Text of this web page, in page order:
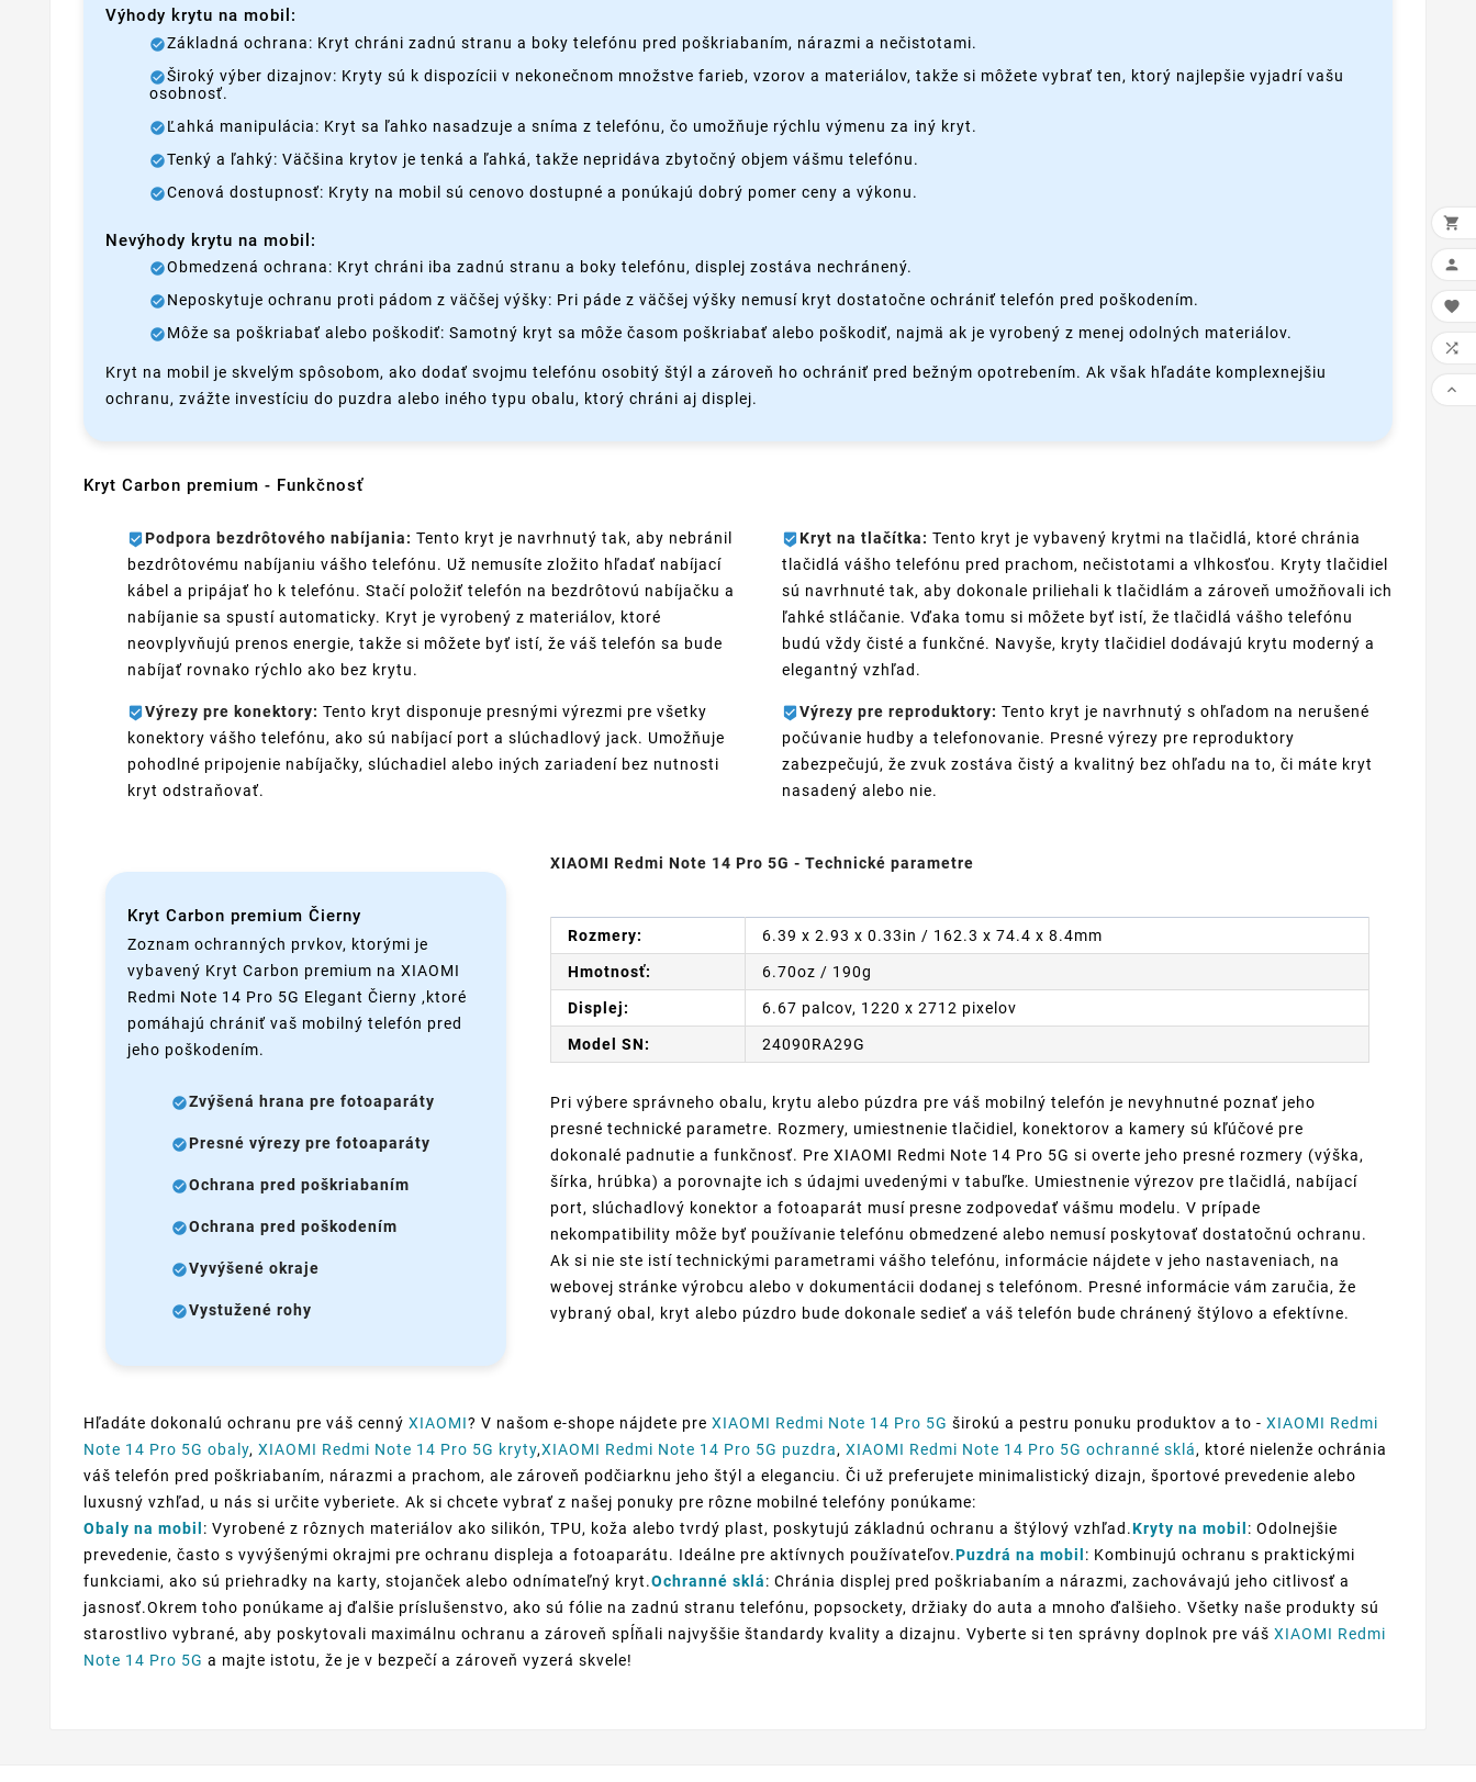
Výhody krytu na mobil:
Základná ochrana: Kryt chráni zadnú stranu a boky telefónu pred poškriabaním, nárazmi a nečistotami.
Široký výber dizajnov: Kryty sú k dispozícii v nekonečnom množstve farieb, vzorov a materiálov, takže si môžete vybrať ten, ktorý najlepšie vyjadrí vašu
osobnosť.
Ľahká manipulácia: Kryt sa ľahko nasadzuje a sníma z telefónu, čo umožňuje rýchlu výmenu za iný kryt.
Tenký a ľahký: Väčšina krytov je tenká a ľahká, takže nepridáva zbytočný objem vášmu telefónu.
Cenová dostupnosť: Kryty na mobil sú cenovo dostupné a ponúkajú dobrý pomer ceny a výkonu.
Nevýhody krytu na mobil:
Obmedzená ochrana: Kryt chráni iba zadnú stranu a boky telefónu, displej zostáva nechránený.
Neposkytuje ochranu proti pádom z väčšej výšky: Pri páde z väčšej výšky nemusí kryt dostatočne ochrániť telefón pred poškodením.
Môže sa poškriabať alebo poškodiť: Samotný kryt sa môže časom poškriabať alebo poškodiť, najmä ak je vyrobený z menej odolných materiálov.
Kryt na mobil je skvelým spôsobom, ako dodať svojmu telefónu osobitý štýl a zároveň ho ochrániť pred bežným opotrebením. Ak však hľadáte komplexnejšiu
ochranu, zvážte investíciu do puzdra alebo iného typu obalu, ktorý chráni aj displej.
Kryt Carbon premium - Funkčnosť
Podpora bezdrôtového nabíjania: Tento kryt je navrhnutý tak, aby nebránil
bezdrôtovému nabíjaniu vášho telefónu. Už nemusíte zložito hľadať nabíjací
kábel a pripájať ho k telefónu. Stačí položiť telefón na bezdrôtovú nabíjačku a
nabíjanie sa spustí automaticky. Kryt je vyrobený z materiálov, ktoré
neovplyvňujú prenos energie, takže si môžete byť istí, že váš telefón sa bude
nabíjať rovnako rýchlo ako bez krytu.
Výrezy pre konektory: Tento kryt disponuje presnými výrezmi pre všetky
konektory vášho telefónu, ako sú nabíjací port a slúchadlový jack. Umožňuje
pohodlné pripojenie nabíjačky, slúchadiel alebo iných zariadení bez nutnosti
kryt odstraňovať.
Kryt na tlačítka: Tento kryt je vybavený krytmi na tlačidlá, ktoré chránia
tlačidlá vášho telefónu pred prachom, nečistotami a vlhkosťou. Kryty tlačidiel
sú navrhnuté tak, aby dokonale priliehali k tlačidlám a zároveň umožňovali ich
ľahké stláčanie. Vďaka tomu si môžete byť istí, že tlačidlá vášho telefónu
budú vždy čisté a funkčné. Navyše, kryty tlačidiel dodávajú krytu moderný a
elegantný vzhľad.
Výrezy pre reproduktory: Tento kryt je navrhnutý s ohľadom na nerušené
počúvanie hudby a telefonovanie. Presné výrezy pre reproduktory
zabezpečujú, že zvuk zostáva čistý a kvalitný bez ohľadu na to, či máte kryt
nasadený alebo nie.
Kryt Carbon premium Čierny
Zoznam ochranných prvkov, ktorými je
vybavený Kryt Carbon premium na XIAOMI
Redmi Note 14 Pro 5G Elegant Čierny ,ktoré
pomáhajú chrániť vaš mobilný telefón pred
jeho poškodením.
Zvýšená hrana pre fotoaparáty
Presné výrezy pre fotoaparáty
Ochrana pred poškriabaním
Ochrana pred poškodením
Vyvýšené okraje
Vystužené rohy
XIAOMI Redmi Note 14 Pro 5G - Technické parametre
Rozmery: 6.39 x 2.93 x 0.33in / 162.3 x 74.4 x 8.4mm
Hmotnosť: 6.70oz / 190g
Displej: 6.67 palcov, 1220 x 2712 pixelov
Model SN: 24090RA29G
Pri výbere správneho obalu, krytu alebo púzdra pre váš mobilný telefón je nevyhnutné poznať jeho
presné technické parametre. Rozmery, umiestnenie tlačidiel, konektorov a kamery sú kľúčové pre
dokonalé padnutie a funkčnosť. Pre XIAOMI Redmi Note 14 Pro 5G si overte jeho presné rozmery (výška,
šírka, hrúbka) a porovnajte ich s údajmi uvedenými v tabuľke. Umiestnenie výrezov pre tlačidlá, nabíjací
port, slúchadlový konektor a fotoaparát musí presne zodpovedať vášmu modelu. V prípade
nekompatibility môže byť používanie telefónu obmedzené alebo nemusí poskytovať dostatočnú ochranu.
Ak si nie ste istí technickými parametrami vášho telefónu, informácie nájdete v jeho nastaveniach, na
webovej stránke výrobcu alebo v dokumentácii dodanej s telefónom. Presné informácie vám zaručia, že
vybraný obal, kryt alebo púzdro bude dokonale sedieť a váš telefón bude chránený štýlovo a efektívne.
Hľadáte dokonalú ochranu pre váš cenný XIAOMI? V našom e-shope nájdete pre XIAOMI Redmi Note 14 Pro 5G širokú a pestru ponuku produktov a to - XIAOMI Redmi
Note 14 Pro 5G obaly, XIAOMI Redmi Note 14 Pro 5G kryty,XIAOMI Redmi Note 14 Pro 5G puzdra, XIAOMI Redmi Note 14 Pro 5G ochranné sklá, ktoré nielenže ochránia
váš telefón pred poškriabaním, nárazmi a prachom, ale zároveň podčiarknu jeho štýl a eleganciu. Či už preferujete minimalistický dizajn, športové prevedenie alebo
luxusný vzhľad, u nás si určite vyberiete. Ak si chcete vybrať z našej ponuky pre rôzne mobilné telefóny ponúkame:
Obaly na mobil : Vyrobené z rôznych materiálov ako silikón, TPU, koža alebo tvrdý plast, poskytujú základnú ochranu a štýlový vzhľad.Kryty na mobil : Odolnejšie
prevedenie, často s vyvýšenými okrajmi pre ochranu displeja a fotoaparátu. Ideálne pre aktívnych používateľov.Puzdrá na mobil : Kombinujú ochranu s praktickými
funkciami, ako sú priehradky na karty, stojanček alebo odnímateľný kryt.Ochranné sklá: Chránia displej pred poškriabaním a nárazmi, zachovávajú jeho citlivosť a
jasnosť.Okrem toho ponúkame aj ďalšie príslušenstvo, ako sú fólie na zadnú stranu telefónu, popsockety, držiaky do auta a mnoho ďalšieho. Všetky naše produkty sú
starostlivo vybrané, aby poskytovali maximálnu ochranu a zároveň spĺňali najvyššie štandardy kvality a dizajnu. Vyberte si ten správny doplnok pre váš XIAOMI Redmi
Note 14 Pro 5G a majte istotu, že je v bezpečí a zároveň vyzerá skvele!




